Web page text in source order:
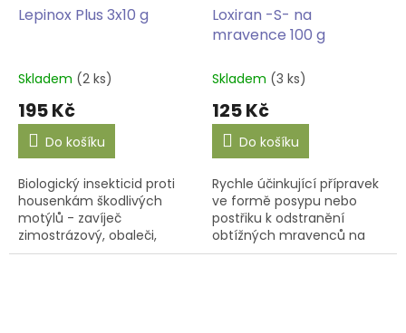
Lepinox Plus 3x10 g
Skladem (2 ks)
195 Kč
Do košíku
Biologický insekticid proti
housenkám škodlivých
motýlů - zavíječ
zimostrázový, obaleči,
makadlovka Tuta absoluta,
Loxiran -S- na
mravence 100 g
Skladem (3 ks)
125 Kč
Do košíku
Rychle účinkující přípravek
ve formě posypu nebo
postřiku k odstranění
obtížných mravenců na
cestách a jiných